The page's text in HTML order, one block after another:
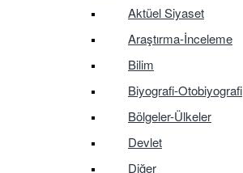
Aktüel Siyaset
Araştırma-İnceleme
Bilim
Biyografi-Otobiyografi
Bölgeler-Ülkeler
Devlet
Diğer